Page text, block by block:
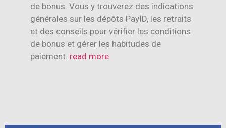
de bonus. Vous y trouverez des indications
générales sur les dépôts PayID, les retraits
et des conseils pour vérifier les conditions
de bonus et gérer les habitudes de
paiement. read more